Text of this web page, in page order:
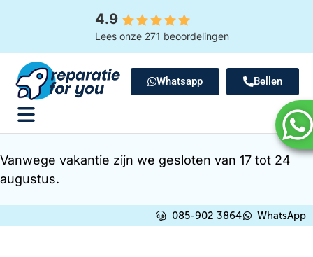
4.9
Lees onze 271 beoordelingen
Whatsapp Bellen
Vanwege vakantie zijn we gesloten van 17 tot 24
augustus.
WhatsApp
085-902 3864